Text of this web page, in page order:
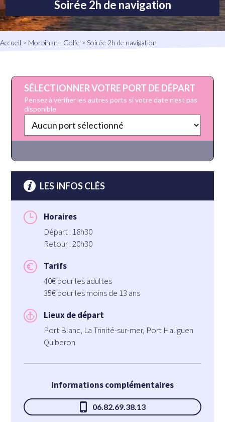
Soirée 2h de navigation
Fil
Accueil Morbihan - Golfe Soirée 2h de navigation
LES INFOS CLÉS
Horaires
Départ : 18h30
Retour : 20h30
Tarifs
40€ pour les adultes
35€ pour les moins de 13 ans
Lieux de départ
Port Blanc, La Trinité-sur-mer, Port Haliguen
Quiberon
Informations complémentaires
06.82.69.38.13
SÉLECTIONNER VOTRE PORT DE DÉPART
Pensez à vérifier les autres ports si votre date n’est pas
disponible